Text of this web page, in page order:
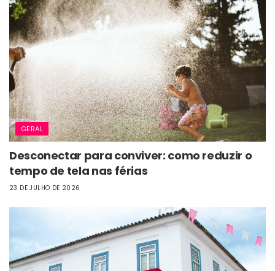
GERAL
Desconectar para conviver: como reduzir o
tempo de tela nas férias
23 DE JULHO DE 2026